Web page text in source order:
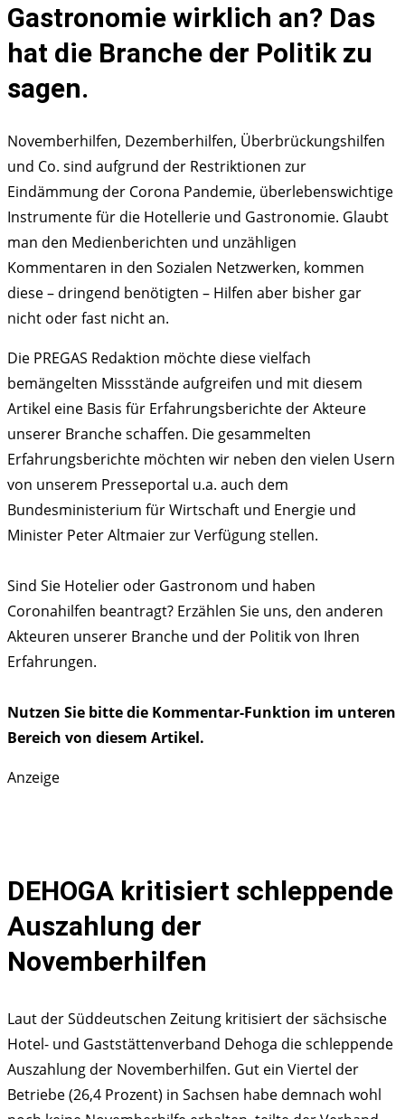
und
Gastronomie
Gastronomie wirklich an? Das
hat die Branche der Politik zu
sagen.
Novemberhilfen, Dezemberhilfen, Überbrückungshilfen
und Co. sind aufgrund der Restriktionen zur
Eindämmung der Corona Pandemie, überlebenswichtige
Instrumente für die Hotellerie und Gastronomie. Glaubt
man den Medienberichten und unzähligen
Kommentaren in den Sozialen Netzwerken, kommen
diese – dringend benötigten – Hilfen aber bisher gar
nicht oder fast nicht an.
Die PREGAS Redaktion möchte diese vielfach
bemängelten Missstände aufgreifen und mit diesem
Artikel eine Basis für Erfahrungsberichte der Akteure
unserer Branche schaffen. Die gesammelten
Erfahrungsberichte möchten wir neben den vielen Usern
von unserem Presseportal u.a. auch dem
Bundesministerium für Wirtschaft und Energie und
Minister Peter Altmaier zur Verfügung stellen.
Sind Sie Hotelier oder Gastronom und haben
Coronahilfen beantragt? Erzählen Sie uns, den anderen
Akteuren unserer Branche und der Politik von Ihren
Erfahrungen.
Nutzen Sie bitte die Kommentar-Funktion im unteren
Bereich von diesem Artikel.
Anzeige
DEHOGA kritisiert schleppende
Auszahlung der
Novemberhilfen
Laut der Süddeutschen Zeitung kritisiert der sächsische
Hotel- und Gaststättenverband Dehoga die schleppende
Auszahlung der Novemberhilfen. Gut ein Viertel der
Betriebe (26,4 Prozent) in Sachsen habe demnach wohl